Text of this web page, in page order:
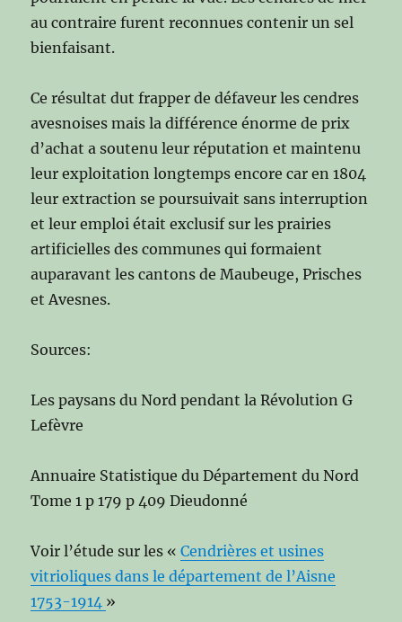
au contraire furent reconnues contenir un sel
bienfaisant.
Ce résultat dut frapper de défaveur les cendres
avesnoises mais la différence énorme de prix
d’achat a soutenu leur réputation et maintenu
leur exploitation longtemps encore car en 1804
leur extraction se poursuivait sans interruption
et leur emploi était exclusif sur les prairies
artificielles des communes qui formaient
auparavant les cantons de Maubeuge, Prisches
et Avesnes.
Sources:
Les paysans du Nord pendant la Révolution G
Lefèvre
Annuaire Statistique du Département du Nord
Tome 1 p 179 p 409 Dieudonné
Voir l’étude sur les «Cendrières et usines
vitrioliques dans le département de l’Aisne
1753-1914 »